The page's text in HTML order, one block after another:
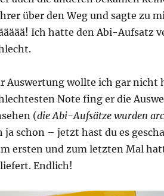
über den Weg und sagte zu
Ich hatte den Abi-Aufsatz
Auswertung wollte ich gar nicht
Note fing er die
(die Abi-Aufsätze wurden
ja schon – jetzt hast du es
ersten und zum letzten Mal
Endlich!